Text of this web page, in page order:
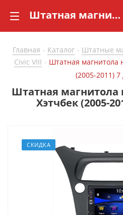
Штатная магнитола на Honda Civic VIII Хэтчбек (2005-2011) 7 дюймов - купить в СarBaza
Главная - Каталог - Штатные
Civic VIII - Штатная магнитола
(2005-2011)
Штатная магнитола
Хэтчбек (2005-
СКИДКА